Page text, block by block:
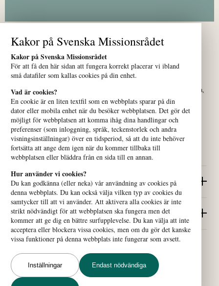
Vi samlar kyrkor och organisationer som verkar för alla människors
lika värde över hela världen. Vårt nätverk bidrar till att bygga fredliga,
jämlika och hållbara samhällen.
Snabblänkar
Så når du oss
© 2024 Svenska missionsrådet
Vi användercookiesför att ge
Kakor på Svenska Missionsrådet
Kakor på Svenska Missionsrådet
För att få den här sidan att fungera korrekt placerar vi ibland
små datafiler som kallas cookies på din enhet.
Vad är cookies?
En cookie är en liten textfil som en webbplats sparar på din
dator eller mobila enhet när du besöker webbplatsen. Det gör det
möjligt för webbplatsen att komma ihåg dina handlingar och
preferenser (som inloggning, språk, teckenstorlek och andra
visningsinställningar) över en tidsperiod, så att du inte behöver
fortsätta att ange dem igen när du kommer tillbaka till
webbplatsen eller bläddra från en sida till en annan.
Hur använder vi cookies?
Du kan godkänna (eller neka) vår användning av cookies på
denna webbplats. Du kan också välja vilken typ av cookies du
samtycker till att vi använder. Att aktivera alla cookies är inte
strikt nödvändigt för att webbplatsen ska fungera men det
kommer att ge dig en bättre surfupplevelse. Du kan välja att inte
acceptera eller blockera vissa cookies, men om du gör det kanske
vissa funktioner på denna webbplats inte fungerar som avsett.
Inställningar Endast nödvändiga